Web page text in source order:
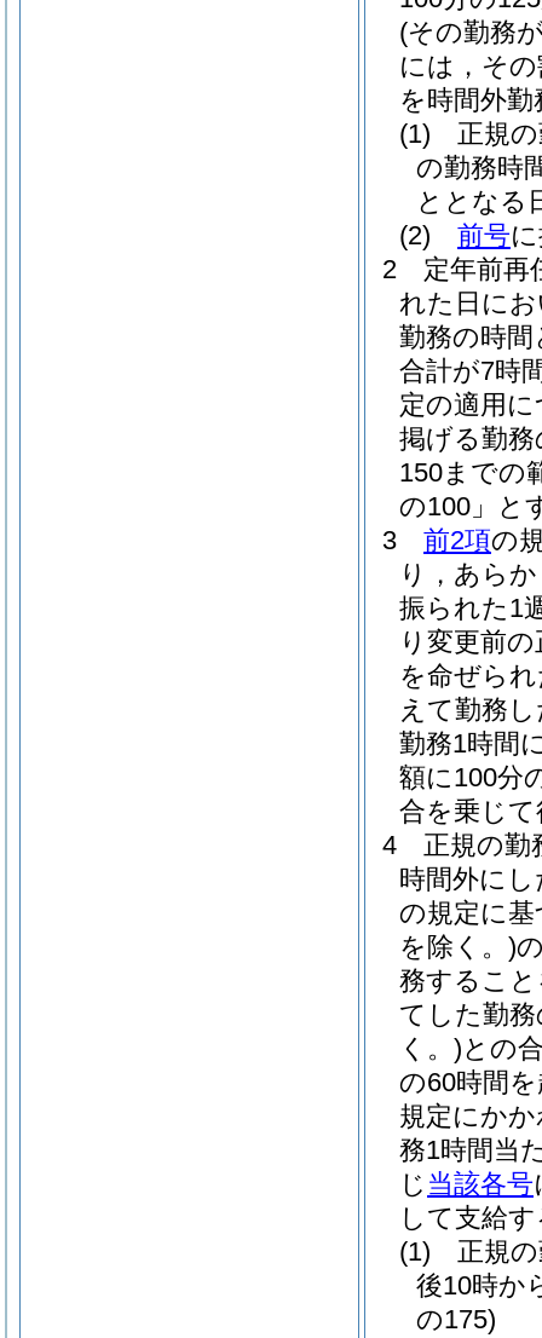
(その勤務
には，そ
を時間外
(1)
正規
の勤務時
ととなる
(2)
前号
2
定年前再
れた日に
勤務の時
合計が7時
定の適用
掲げる勤
150までの
の100」と
3
前2項の
り，あら
振られた1
り変更前
を命ぜら
えて勤務
勤務1時間
額に100分
合を乗じ
4
正規の勤
時間外にし
の規定に
を除く。)
務するこ
てした勤
く。)との
の60時間
規定にか
務1時間当
じ 当該各号
して支給
(1)
正規
後10時か
の175)